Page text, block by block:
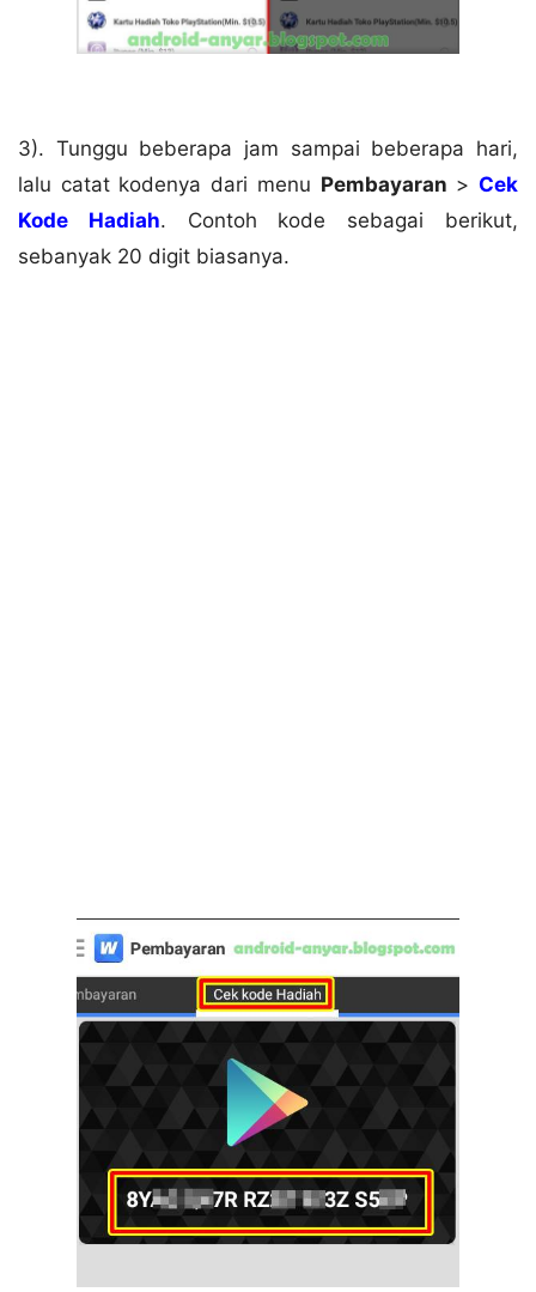
3). Tunggu beberapa jam sampai beberapa hari,
lalu catat kodenya dari menu Pembayaran >Cek
Kode Hadiah. Contoh kode sebagai berikut,
sebanyak 20 digit biasanya.